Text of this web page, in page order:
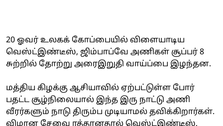
20 ஓவர் உலகக் கோப்பையில் விளையாடிய
வெஸ்ட்இண்டீஸ், ஜிம்பாப்வே அணிகள் சூப்பர் 8
சுற்றில் தோற்று அரைஇறுதி வாய்ப்பை இழந்தன.
மத்திய கிழக்கு ஆசியாவில் ஏற்பட்டுள்ள போர்
பதட்ட சூழ்நிலையால் இந்த இரு நாட்டு அணி
வீரர்களும் நாடு திரும்ப முடியாமல் தவிக்கிறார்கள்.
விமான சேவை ரத்தானதால் வெஸ்ட்இண்டீஸ்,